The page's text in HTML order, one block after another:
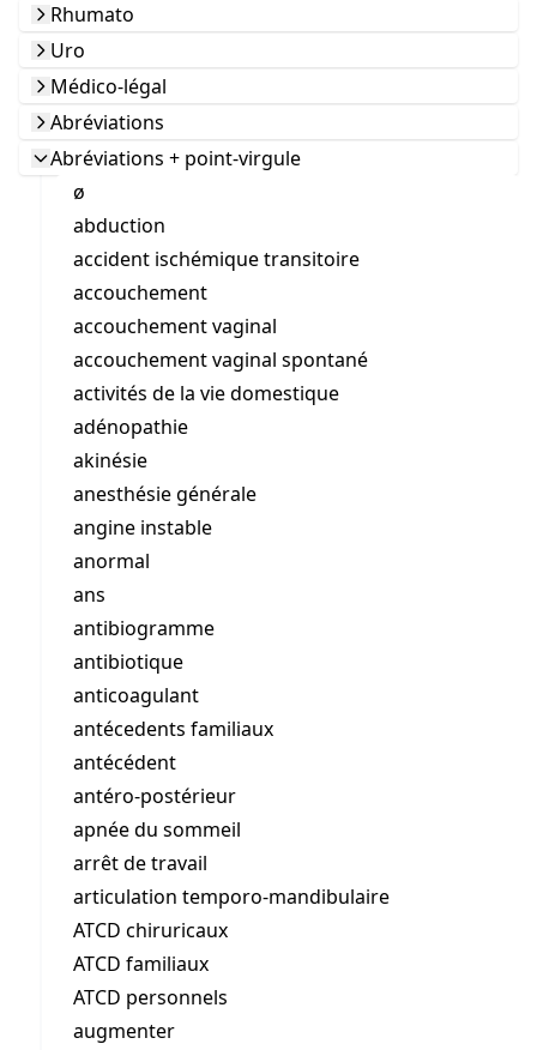
Rhumato
Uro
Médico-légal
Abréviations
Abréviations + point-virgule
ø
abduction
accident ischémique transitoire
accouchement
accouchement vaginal
accouchement vaginal spontané
activités de la vie domestique
adénopathie
akinésie
anesthésie générale
angine instable
anormal
ans
antibiogramme
antibiotique
anticoagulant
antécedents familiaux
antécédent
antéro-postérieur
apnée du sommeil
arrêt de travail
articulation temporo-mandibulaire
ATCD chiruricaux
ATCD familiaux
ATCD personnels
augmenter